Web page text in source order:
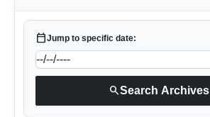
calendar_todayJump to specific date:
searchSearch Archives